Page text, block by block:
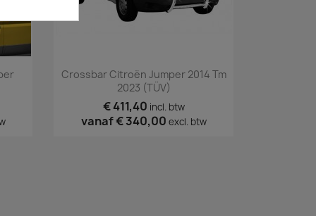
Snel bekijken
Crossbar Citroën Jumper 2014 Tm
2023 (TÜV)
€ 411,40 incl. btw
vanaf€ 340,00 excl. btw